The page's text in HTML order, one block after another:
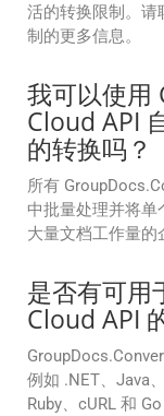
活的转换限制。请
制的更多信息。
我可以使
Cloud API
的转换吗？
所有
中批量处理并将单
大量文档工作量的
是否有可
Cloud API
例如 .NET、Java
Ruby、cURL 和